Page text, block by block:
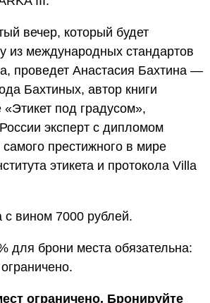
вечер, который будет
из международных стандартов
проведет Анастасия Бахтина —
Бахтиных, автор книги
«Этикет под градусом»,
эксперт с дипломом
самого престижного в мире
этикета и протокола Villa
с вином 7000 рублей.
для брони места обязательна:
ограничено. Бронируйте